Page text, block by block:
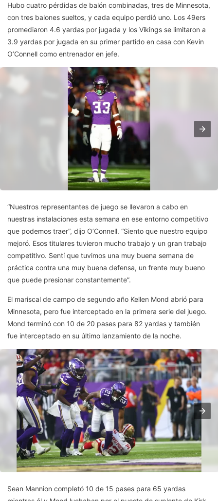
Hubo cuatro pérdidas de balón combinadas, tres de Minnesota,
con tres balones sueltos, y cada equipo perdió uno. Los 49ers
promediaron 4.6 yardas por jugada y los Vikings se limitaron a
3.9 yardas por jugada en su primer partido en casa con Kevin
O’Connell como entrenador en jefe.
“Nuestros representantes de juego se llevaron a cabo en
nuestras instalaciones esta semana en ese entorno competitivo
que podemos traer”, dijo O’Connell. “Siento que nuestro equipo
mejoró. Esos titulares tuvieron mucho trabajo y un gran trabajo
competitivo. Sentí que tuvimos una muy buena semana de
práctica contra una muy buena defensa, un frente muy bueno
que puede presionar constantemente”.
El mariscal de campo de segundo año Kellen Mond abrió para
Minnesota, pero fue interceptado en la primera serie del juego.
Mond terminó con 10 de 20 pases para 82 yardas y también
fue interceptado en su último lanzamiento de la noche.
Sean Mannion completó 10 de 15 pases para 65 yardas